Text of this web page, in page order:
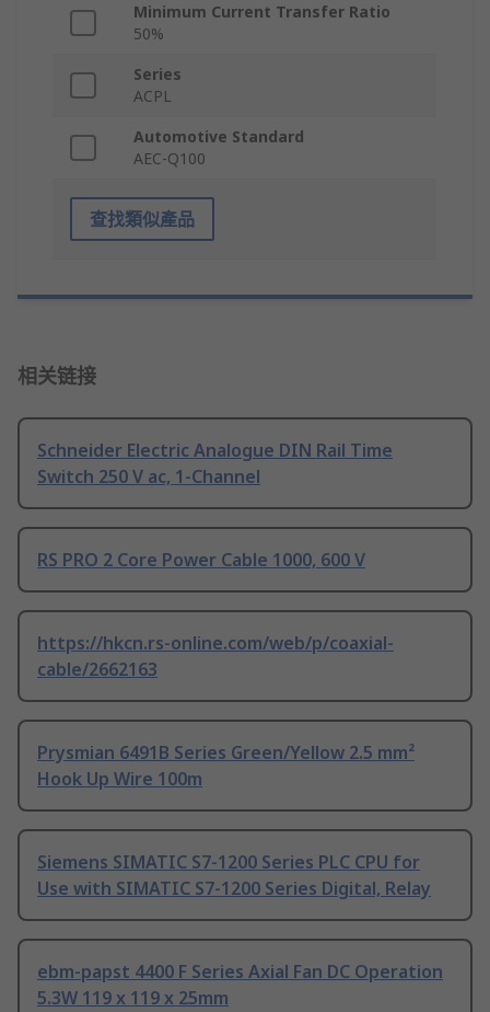
Minimum Current Transfer Ratio
50%
Series
ACPL
Automotive Standard
AEC-Q100
查找類似產品
相关链接
Schneider Electric Analogue DIN Rail Time
Switch 250 V ac, 1-Channel
RS PRO 2 Core Power Cable 1000, 600 V
https://hkcn.rs-online.com/web/p/coaxial-
cable/2662163
Prysmian 6491B Series Green/Yellow 2.5 mm²
Hook Up Wire 100m
Siemens SIMATIC S7-1200 Series PLC CPU for
Use with SIMATIC S7-1200 Series Digital, Relay
ebm-papst 4400 F Series Axial Fan DC Operation
5.3W 119 x 119 x 25mm